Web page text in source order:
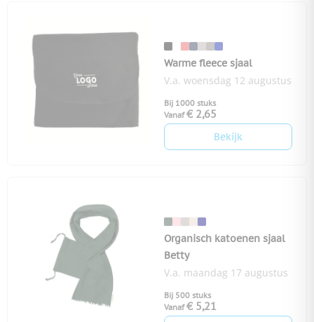
Warme fleece sjaal
V.a. woensdag 12 augustus
Bij 1000 stuks
Vanaf € 2,65
Bekijk
Organisch katoenen sjaal
Betty
V.a. maandag 17 augustus
Bij 500 stuks
Vanaf € 5,21